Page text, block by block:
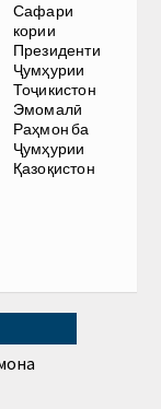
Сафари
кории
Президенти
Ҷумҳурии
Тоҷикистон
Эмомалӣ
Раҳмон ба
Ҷумҳурии
Қазоқистон